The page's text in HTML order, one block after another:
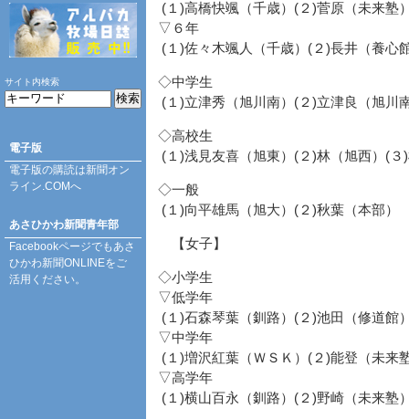
(１)高橋快颯（千歳）(２)菅原（未来塾
▽６年
(１)佐々木颯人（千歳）(２)長井（養心
◇中学生
(１)立津秀（旭川南）(２)立津良（旭川
◇高校生
(１)浅見友喜（旭東）(２)林（旭西）(３
◇一般
(１)向平雄馬（旭大）(２)秋葉（本部）
【女子】
◇小学生
▽低学年
(１)石森琴葉（釧路）(２)池田（修道館
▽中学年
(１)増沢紅葉（ＷＳＫ）(２)能登（未来
▽高学年
(１)横山百永（釧路）(２)野崎（未来塾
サイト内検索
電子版
電子版の購読は新聞オン
ライン.COMへ
あさひかわ新聞青年部
Facebookページでもあさ
ひかわ新聞ONLINEをご
活用ください。